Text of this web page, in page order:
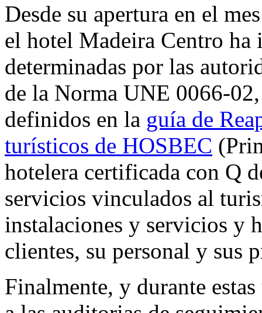
Desde su apertura en el
el hotel Madeira Centro ha
determinadas por las
de la Norma UNE 0066-
definidos en la guía de
turísticos de HOSBEC
hotelera certificada con Q
servicios vinculados al
instalaciones y servicios y
clientes, su personal y sus
Finalmente, y durante